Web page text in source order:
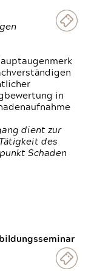
in
dient zur
des
Schaden